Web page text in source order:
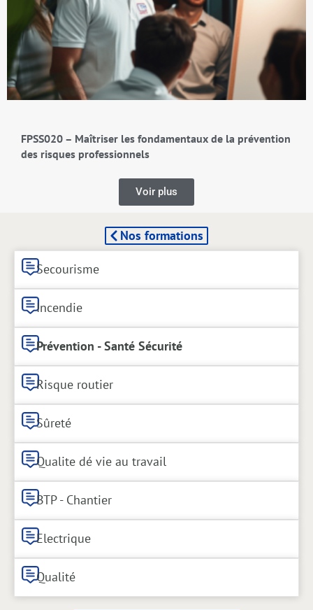
FPSS020 – Maîtriser les fondamentaux de la prévention
des risques professionnels
Voir plus
Nos formations
Secourisme
Incendie
Prévention - Santé Sécurité
Risque routier
Sûreté
Qualite dé vie au travail
BTP - Chantier
Electrique
Qualité